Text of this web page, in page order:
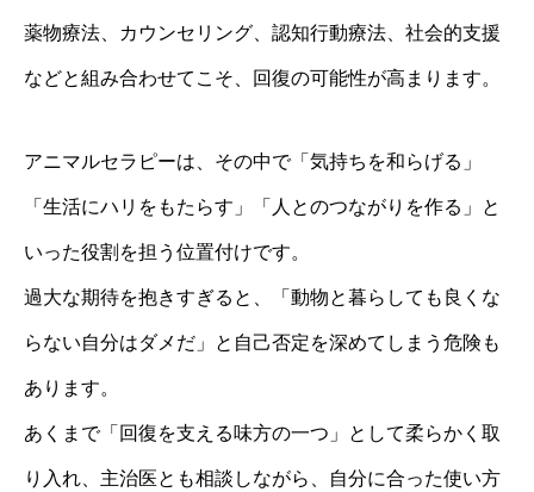
薬物療法、カウンセリング、認知行動療法、社会的支援
などと組み合わせてこそ、回復の可能性が高まります。
アニマルセラピーは、その中で「気持ちを和らげる」
「生活にハリをもたらす」「人とのつながりを作る」と
いった役割を担う位置付けです。
過大な期待を抱きすぎると、「動物と暮らしても良くな
らない自分はダメだ」と自己否定を深めてしまう危険も
あります。
あくまで「回復を支える味方の一つ」として柔らかく取
り入れ、主治医とも相談しながら、自分に合った使い方